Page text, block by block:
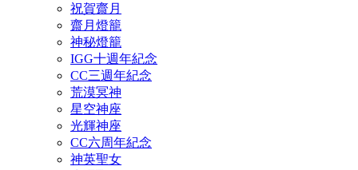
祝賀齋月
齋月燈籠
神秘燈籠
IGG十週年紀念
CC三週年紀念
荒漠冥神
星空神座
光輝神座
CC六周年紀念
神英聖女